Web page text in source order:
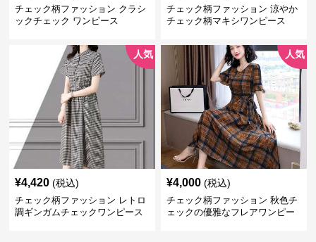
チェック柄ファッション クラシ
ックチェック ワンピース
チェック柄ファッション 涼やか
チェック柄マキシワンピース
人気
¥4,420 (税込)
チェック柄ファッション レトロ
調ギンガムチェックワンピース
人気
¥4,000 (税込)
チェック柄ファッション 秋色チ
ェックの優雅なフレアワンピー